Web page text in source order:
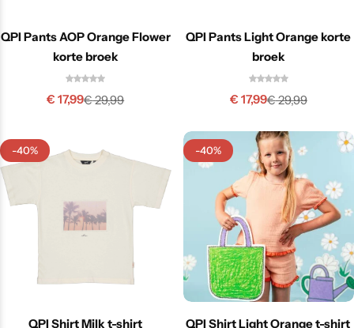
QPI Pants AOP Orange Flower
korte broek
€29,99
€ 17,99
QPI Pants Light Orange korte
broek
€29,99
€ 17,99
-40%
QPI Shirt Milk t-shirt
-40%
QPI Shirt Light Orange t-shirt